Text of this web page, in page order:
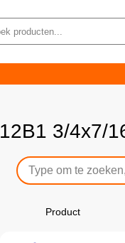
12B1 3/4x7/
Product